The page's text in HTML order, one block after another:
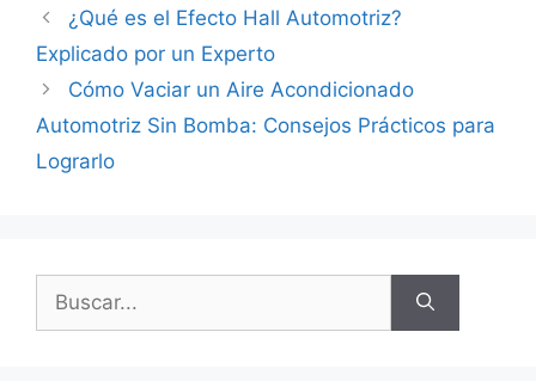
¿Qué es el Efecto Hall Automotriz?
Explicado por un Experto
Cómo Vaciar un Aire Acondicionado
Automotriz Sin Bomba: Consejos Prácticos para
Lograrlo